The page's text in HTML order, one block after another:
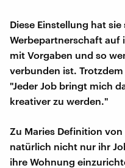
Diese Einstellung hat
Werbepartnerschaft auf
mit Vorgaben und so
verbunden ist.
"Jeder Job bringt mich
kreativer zu werden."
Zu Maries Definition
natürlich nicht nur ihr
ihre Wohnung